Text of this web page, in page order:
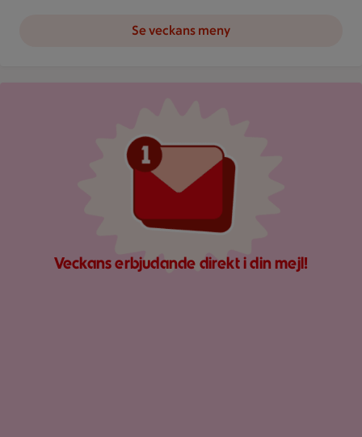
Se veckans meny
Veckans erbjudande direkt i din mejl!